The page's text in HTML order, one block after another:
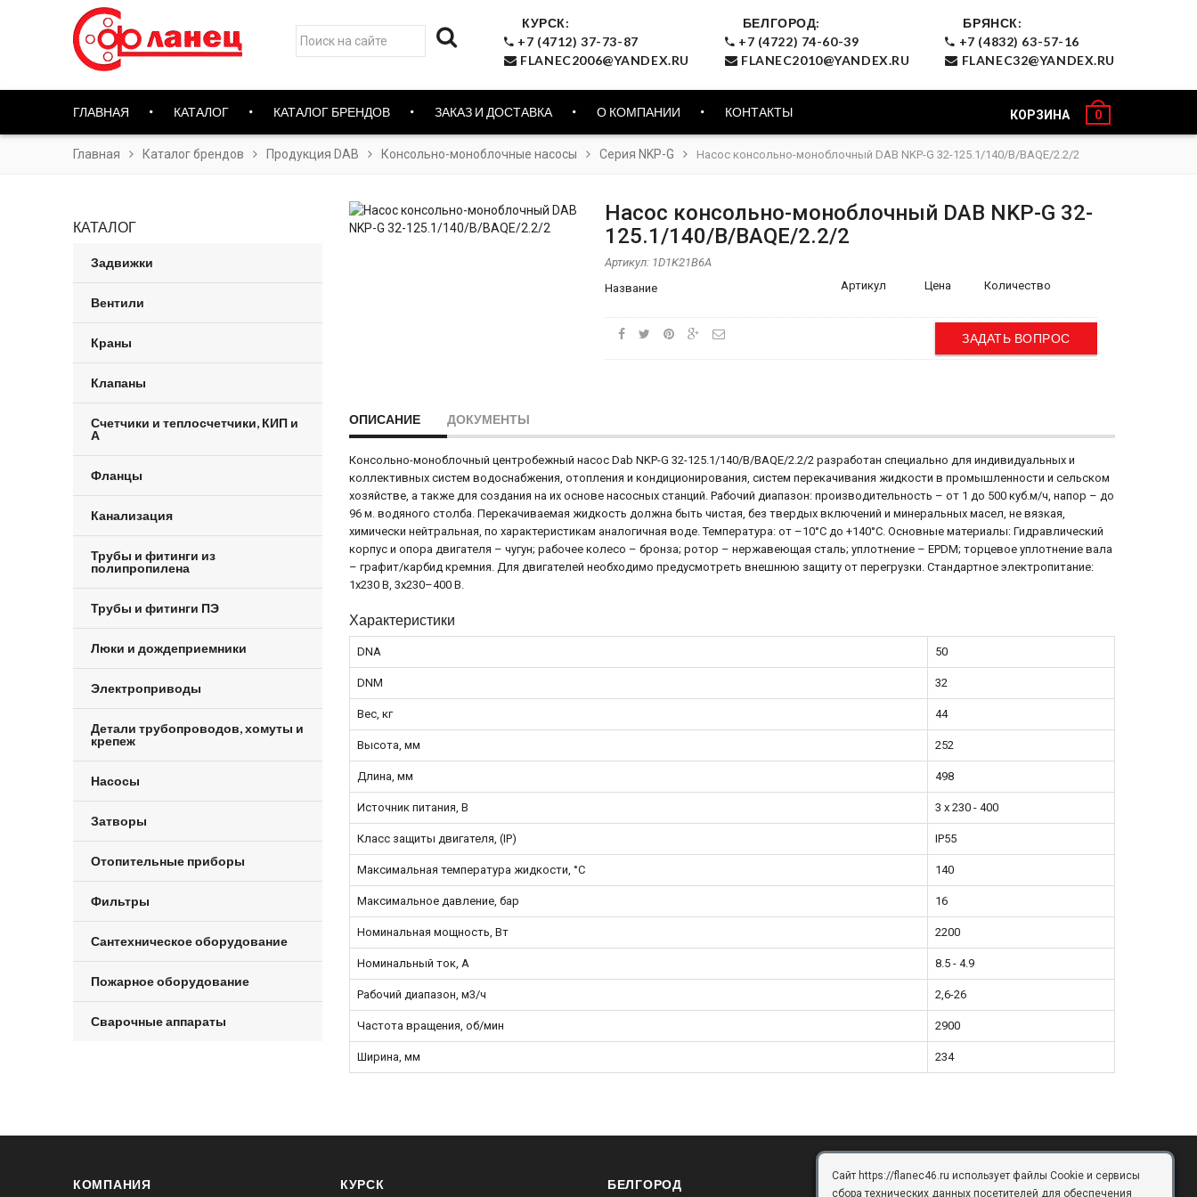
КУРСК:
+7 (4712) 37-73-87
FLANEC2006@YANDEX.RU
БЕЛГОРОД:
+7 (4722) 74-60-39
FLANEC2010@YANDEX.RU
БРЯНСК:
+7 (4832) 63-57-16
FLANEC32@YANDEX.RU
ГЛАВНАЯ КАТАЛОГ КАТАЛОГ БРЕНДОВ ЗАКАЗ И ДОСТАВКА О КОМПАНИИ КОНТАКТЫ КОРЗИНА 0
Главная Каталог брендов Продукция DAB Консольно-моноблочные насосы Серия NKP-G Насос консольно-моноблочный DAB NKP-G 32-125.1/140/B/BAQE/2.2/2
КАТАЛОГ
Задвижки
Вентили
Краны
Клапаны
Счетчики и теплосчетчики, КИП и
А
Фланцы
Канализация
Трубы и фитинги из
полипропилена
Трубы и фитинги ПЭ
Люки и дождеприемники
Электроприводы
Детали трубопроводов, хомуты и
крепеж
Насосы
Затворы
Отопительные приборы
Фильтры
Сантехническое оборудование
Пожарное оборудование
Сварочные аппараты
Насос консольно-моноблочный DAB NKP-G 32-
125.1/140/B/BAQE/2.2/2
Артикул: 1D1K21B6A
Название
Артикул Цена Количество
ЗАДАТЬ ВОПРОС
ОПИСАНИЕ ДОКУМЕНТЫ
Консольно-моноблочный центробежный насос Dab NKP-G 32-125.1/140/B/BAQE/2.2/2 разработан специально для индивидуальных и
коллективных систем водоснабжения, отопления и кондиционирования, систем перекачивания жидкости в промышленности и сельском
хозяйстве, а также для создания на их основе насосных станций. Рабочий диапазон: производительность – от 1 до 500 куб.м/ч, напор – до
96 м. водяного столба. Перекачиваемая жидкость должна быть чистая, без твердых включений и минеральных масел, не вязкая,
химически нейтральная, по характеристикам аналогичная воде. Температура: от –10°С до +140°С. Основные материалы: Гидравлический
корпус и опора двигателя – чугун; рабочее колесо – бронза; ротор – нержавеющая сталь; уплотнение – EPDM; торцевое уплотнение вала
– графит/карбид кремния. Для двигателей необходимо предусмотреть внешнюю защиту от перегрузки. Стандартное электропитание:
1x230 В, 3x230–400 В.
Характеристики
DNA 50
DNM 32
Вес, кг 44
Высота, мм 252
Длина, мм 498
Источник питания, В 3 x 230 - 400
Класс защиты двигателя, (IP) IP55
Максимальная температура жидкости, °С 140
Максимальное давление, бар 16
Номинальная мощность, Вт 2200
Номинальный ток, А 8.5 - 4.9
Рабочий диапазон, м3/ч 2,6-26
Частота вращения, об/мин 2900
Ширина, мм 234
КОМПАНИЯ КУРСК БЕЛГОРОД БРЯНСК
Сайт https://flanec46.ru использует файлы Cookie и сервисы
сбора технических данных посетителей для обеспечения